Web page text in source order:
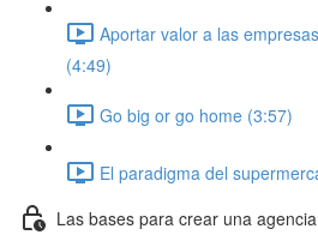
Aportar valor a las
(4:49)
Go big or go home (3:57)
El paradigma del
Las bases para crear una